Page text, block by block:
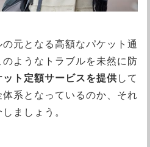
元となる高額なパケット通
ようなトラブルを未然に防
ト定額サービスを提供 して
系となっているのか、それ
ましょう。